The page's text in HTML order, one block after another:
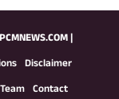
|
Disclaimer
Team Contact